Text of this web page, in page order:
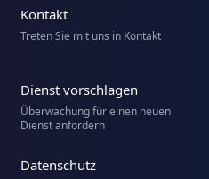
Kontakt
Treten Sie mit uns in Kontakt
Dienst vorschlagen
Überwachung für einen neuen
Dienst anfordern
Datenschutz